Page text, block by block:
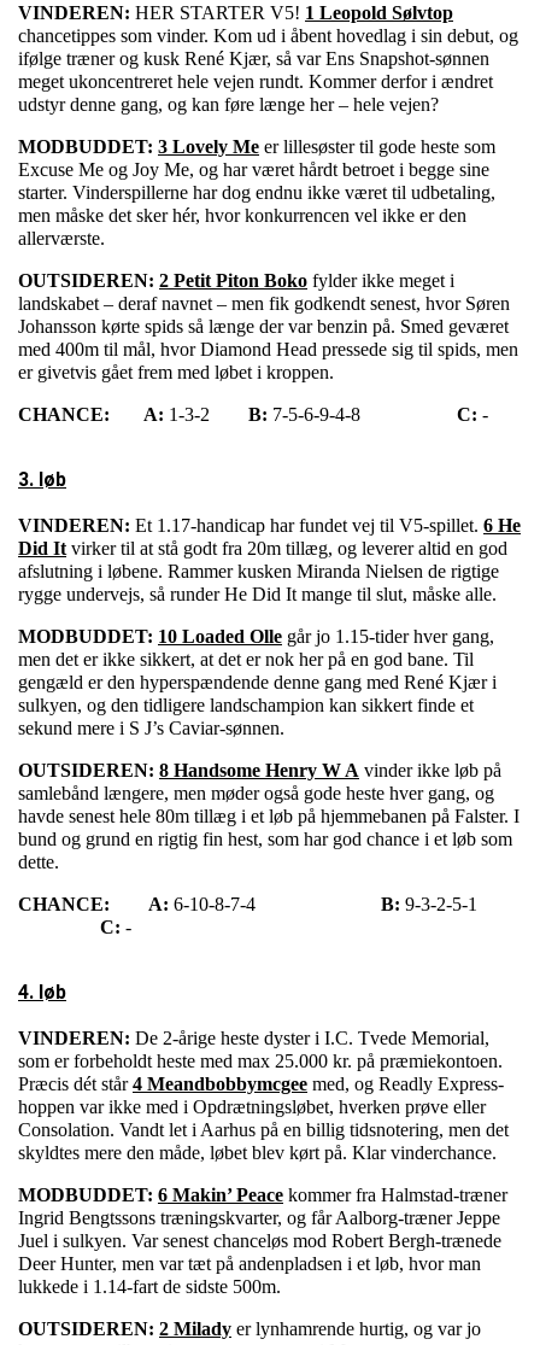
VINDEREN: HER STARTER V5! 1 Leopold Sølvtop
chancetippes som vinder. Kom ud i åbent hovedlag i sin debut, og
ifølge træner og kusk René Kjær, så var Ens Snapshot-sønnen
meget ukoncentreret hele vejen rundt. Kommer derfor i ændret
udstyr denne gang, og kan føre længe her – hele vejen?
MODBUDDET: 3 Lovely Me er lillesøster til gode heste som
Excuse Me og Joy Me, og har været hårdt betroet i begge sine
starter. Vinderspillerne har dog endnu ikke været til udbetaling,
men måske det sker hér, hvor konkurrencen vel ikke er den
allerværste.
OUTSIDEREN: 2 Petit Piton Boko fylder ikke meget i
landskabet – deraf navnet – men fik godkendt senest, hvor Søren
Johansson kørte spids så længe der var benzin på. Smed geværet
med 400m til mål, hvor Diamond Head pressede sig til spids, men
er givetvis gået frem med løbet i kroppen.
CHANCE: A: 1-3-2 B: 7-5-6-9-4-8 C: -
3. løb
VINDEREN: Et 1.17-handicap har fundet vej til V5-spillet. 6 He
Did It virker til at stå godt fra 20m tillæg, og leverer altid en god
afslutning i løbene. Rammer kusken Miranda Nielsen de rigtige
rygge undervejs, så runder He Did It mange til slut, måske alle.
MODBUDDET: 10 Loaded Olle går jo 1.15-tider hver gang,
men det er ikke sikkert, at det er nok her på en god bane. Til
gengæld er den hyperspændende denne gang med René Kjær i
sulkyen, og den tidligere landschampion kan sikkert finde et
sekund mere i S J’s Caviar-sønnen.
OUTSIDEREN: 8 Handsome Henry W A vinder ikke løb på
samlebånd længere, men møder også gode heste hver gang, og
havde senest hele 80m tillæg i et løb på hjemmebanen på Falster. I
bund og grund en rigtig fin hest, som har god chance i et løb som
dette.
CHANCE: A: 6-10-8-7-4 B: 9-3-2-5-1
C: -
4. løb
VINDEREN: De 2-årige heste dyster i I.C. Tvede Memorial,
som er forbeholdt heste med max 25.000 kr. på præmiekontoen.
Præcis dét står4 Meandbobbymcgee med, og Readly Express-
hoppen var ikke med i Opdrætningsløbet, hverken prøve eller
Consolation. Vandt let i Aarhus på en billig tidsnotering, men det
skyldtes mere den måde, løbet blev kørt på. Klar vinderchance.
MODBUDDET: 6 Makin’ Peace kommer fra Halmstad-træner
Ingrid Bengtssons træningskvarter, og får Aalborg-træner Jeppe
Juel i sulkyen. Var senest chanceløs mod Robert Bergh-trænede
Deer Hunter, men var tæt på andenpladsen i et løb, hvor man
lukkede i 1.14-fart de sidste 500m.
OUTSIDEREN: 2 Milady er lynhamrende hurtig, og var jo